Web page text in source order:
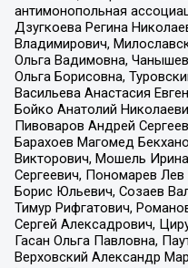
антимонопольная
Дзугкоева Регина
Владимирович,
Ольга Вадимовна,
Ольга Борисовна,
Васильева Анастасия
Бойко Анатолий
Пивоваров Андрей
Барахоев Магомед
Викторович, Мошель
Сергеевич, Пономарев
Борис Юльевич, Созаев
Тимур Рифгатович,
Сергей Алексадрович,
Гасан Ольга Павловна,
Верховский Александр